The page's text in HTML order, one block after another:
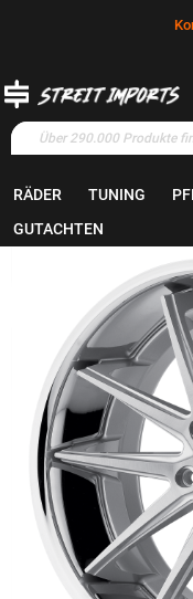
RÄDER TUNING
GUTACHTEN
Zum
Ende